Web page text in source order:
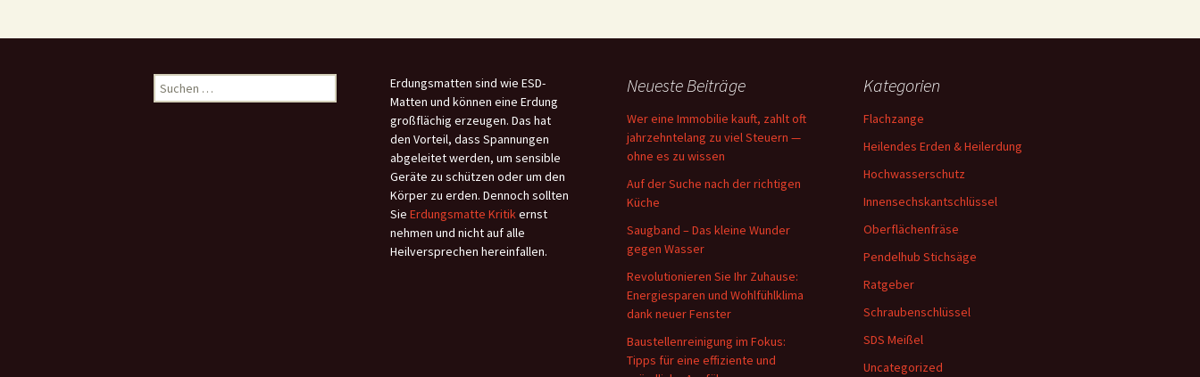
Suchen
nach:
Erdungsmatten sind wie ESD-
Matten und können eine Erdung
großflächig erzeugen. Das hat
den Vorteil, dass Spannungen
abgeleitet werden, um sensible
Geräte zu schützen oder um den
Körper zu erden. Dennoch sollten
Sie Erdungsmatte Kritikernst
nehmen und nicht auf alle
Heilversprechen hereinfallen.
Neueste Beiträge
Wer eine Immobilie kauft, zahlt oft
jahrzehntelang zu viel Steuern —
ohne es zu wissen
Auf der Suche nach der richtigen
Küche
Saugband – Das kleine Wunder
gegen Wasser
Revolutionieren Sie Ihr Zuhause:
Energiesparen und Wohlfühlklima
dank neuer Fenster
Baustellenreinigung im Fokus:
Tipps für eine effiziente und
Kategorien
Flachzange
Heilendes Erden & Heilerdung
Hochwasserschutz
Innensechskantschlüssel
Oberflächenfräse
Pendelhub Stichsäge
Ratgeber
Schraubenschlüssel
SDS Meißel
Uncategorized